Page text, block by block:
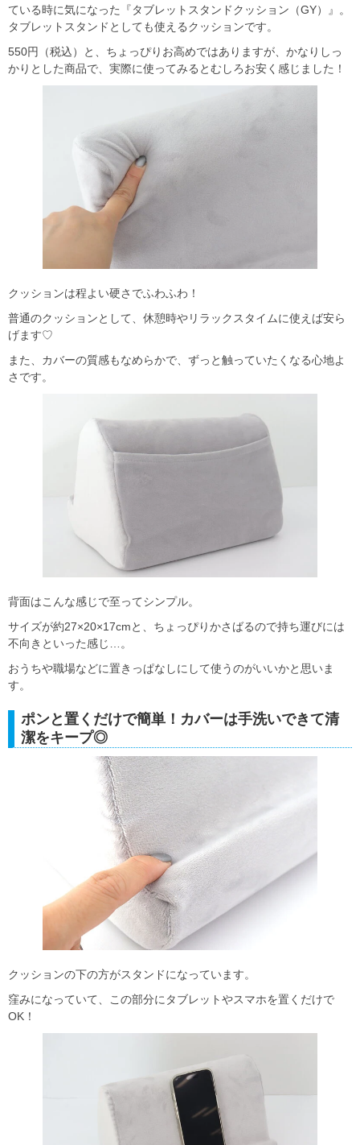
ている時に気になった『タブレットスタンドクッション（GY）』。
タブレットスタンドとしても使えるクッションです。
550円（税込）と、ちょっぴりお高めではありますが、かなりしっ
かりとした商品で、実際に使ってみるとむしろお安く感じました！
クッションは程よい硬さでふわふわ！
普通のクッションとして、休憩時やリラックスタイムに使えば安ら
げます♡
また、カバーの質感もなめらかで、ずっと触っていたくなる心地よ
さです。
背面はこんな感じで至ってシンプル。
サイズが約27×20×17cmと、ちょっぴりかさばるので持ち運びには
不向きといった感じ…。
おうちや職場などに置きっぱなしにして使うのがいいかと思いま
す。
ポンと置くだけで簡単！カバーは手洗いできて清
潔をキープ◎
クッションの下の方がスタンドになっています。
窪みになっていて、この部分にタブレットやスマホを置くだけで
OK！